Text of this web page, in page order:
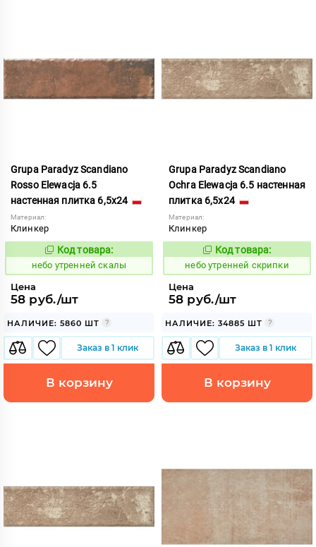
Grupa Paradyz Scandiano
Rosso Elewacja 6.5
настенная плитка 6,5x24
Материал:
Клинкер
1123091
Код товара:
небо утренней скалы
Цена
58 руб./шт
НАЛИЧИЕ: 5860 ШТ
Заказ в 1 клик
В корзину
Grupa Paradyz Scandiano
Ochra Elewacja 6.5 настенная
плитка 6,5x24
Материал:
Клинкер
1123092
Код товара:
небо утренней скрипки
Цена
58 руб./шт
НАЛИЧИЕ: 34885 ШТ
Заказ в 1 клик
В корзину